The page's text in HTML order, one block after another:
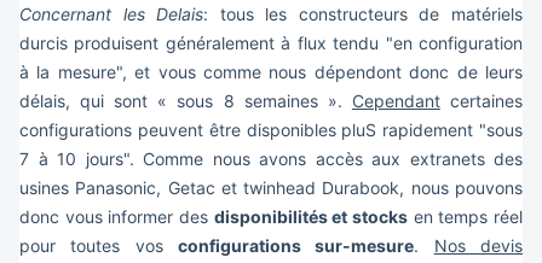
Concernant les Delais: tous les constructeurs de matériels
durcis produisent généralement à flux tendu "en configuration
à la mesure", et vous comme nous dépendont donc de leurs
délais, qui sont « sous 8 semaines ». Cependantcertaines
configurations peuvent être disponibles pluS rapidement "sous
7 à 10 jours". Comme nous avons accès aux extranets des
usines Panasonic, Getac et twinhead Durabook, nous pouvons
donc vous informer des disponibilités et stocks en temps réel
pour toutes vos configurations sur-mesure. Nos devis